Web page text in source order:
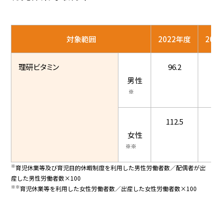
対象範囲 2022年度
理研ビタミン
男性
※
96.2
女性
※※
112.5
※育児休業等及び育児目的休暇制度を利用した男性労働者数／配偶者が出
産した男性労働者数×100
※※育児休業等を利用した女性労働者数／出産した女性労働者数×100